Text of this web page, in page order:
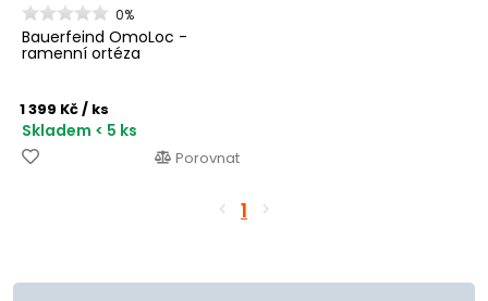
0%
Bauerfeind OmoLoc -
ramenní ortéza
1 399 Kč/ ks
Skladem < 5 ks
Porovnat
1